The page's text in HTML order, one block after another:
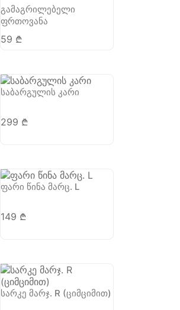
გამაგრილებელი
ფრთოვანა
59 ₾
საბარგულის კარი
299 ₾
ფარი წინა მარც. L
149 ₾
სარკე მარჯ. R (ციმციმით)